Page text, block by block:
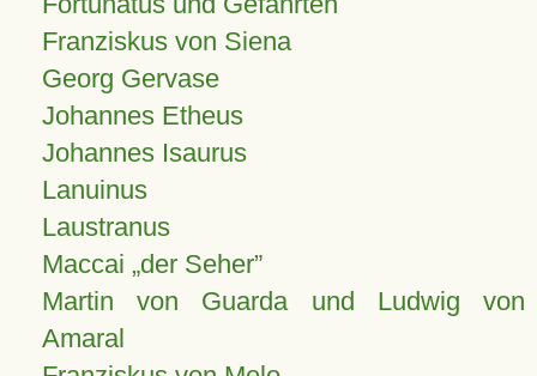
Franziskus von Siena
Georg Gervase
Johannes Etheus
Johannes Isaurus
Lanuinus
Laustranus
Maccai „der Seher”
Martin von Guarda und Ludwig von
Amaral